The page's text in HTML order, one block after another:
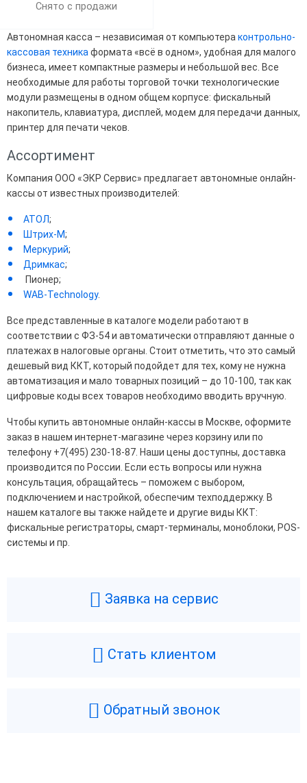
Снято с продажи
Автономная касса – независимая от компьютера контрольно-
кассовая техника формата «всё в одном», удобная для малого
бизнеса, имеет компактные размеры и небольшой вес. Все
необходимые для работы торговой точки технологические
модули размещены в одном общем корпусе: фискальный
накопитель, клавиатура, дисплей, модем для передачи данных,
принтер для печати чеков.
Ассортимент
Компания ООО «ЭКР Сервис» предлагает автономные онлайн-
кассы от известных производителей:
АТОЛ;
Штрих-М;
Меркурий;
Дримкас;
Пионер;
WAB-Technology.
Все представленные в каталоге модели работают в
соответствии с ФЗ-54 и автоматически отправляют данные о
платежах в налоговые органы. Стоит отметить, что это самый
дешевый вид ККТ, который подойдет для тех, кому не нужна
автоматизация и мало товарных позиций – до 10-100, так как
цифровые коды всех товаров необходимо вводить вручную.
Чтобы купить автономные онлайн-кассы в Москве, оформите
заказ в нашем интернет-магазине через корзину или по
телефону +7(495) 230-18-87. Наши цены доступны, доставка
производится по России. Если есть вопросы или нужна
консультация, обращайтесь – поможем с выбором,
подключением и настройкой, обеспечим техподдержку. В
нашем каталоге вы также найдете и другие виды ККТ:
фискальные регистраторы, смарт-терминалы, моноблоки, POS-
системы и пр.
Заявка на сервис
Стать клиентом
Обратный звонок